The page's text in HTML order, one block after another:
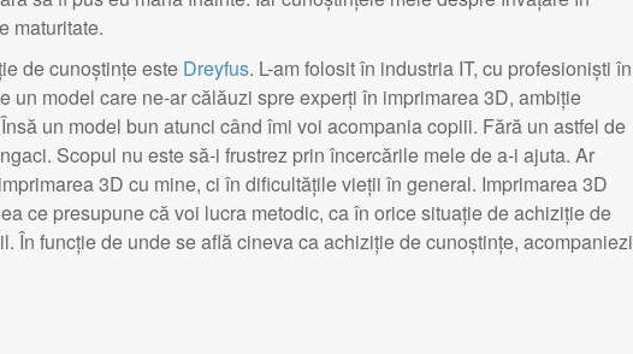
maturitate.
de cunoștințe este Dreyfus. L-am folosit în industria IT, cu profesioniști în
un model care ne-ar călăuzi spre experți în imprimarea 3D, ambiție
un model bun atunci când îmi voi acompania copiii. Fără un astfel de
Scopul nu este să-i frustrez prin încercările mele de a-i ajuta. Ar
3D cu mine, ci în dificultățile vieții în general. Imprimarea 3D
ce presupune că voi lucra metodic, ca în orice situație de achiziție de
În funcție de unde se află cineva ca achiziție de cunoștințe, acompaniezi